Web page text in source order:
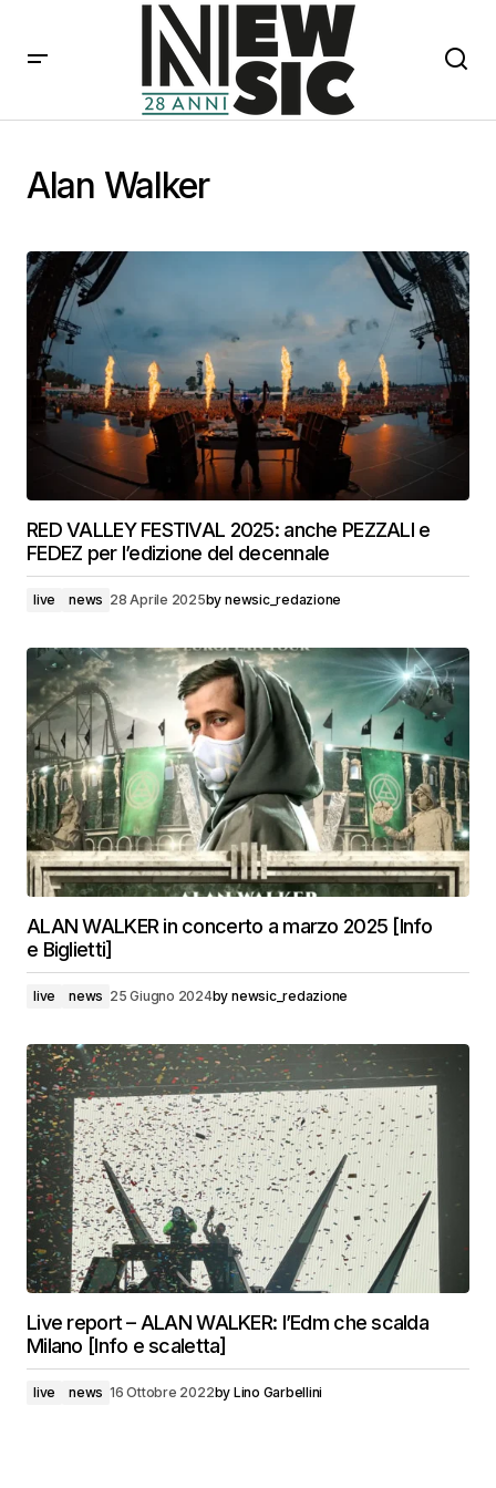
Alan Walker
RED VALLEY FESTIVAL 2025: anche PEZZALI e
FEDEZ per l’edizione del decennale
live news 28 Aprile 2025by newsic_redazione
ALAN WALKER in concerto a marzo 2025 [Info
e Biglietti]
live news 25 Giugno 2024by newsic_redazione
Live report – ALAN WALKER: l’Edm che scalda
Milano [Info e scaletta]
live news 16 Ottobre 2022by Lino Garbellini